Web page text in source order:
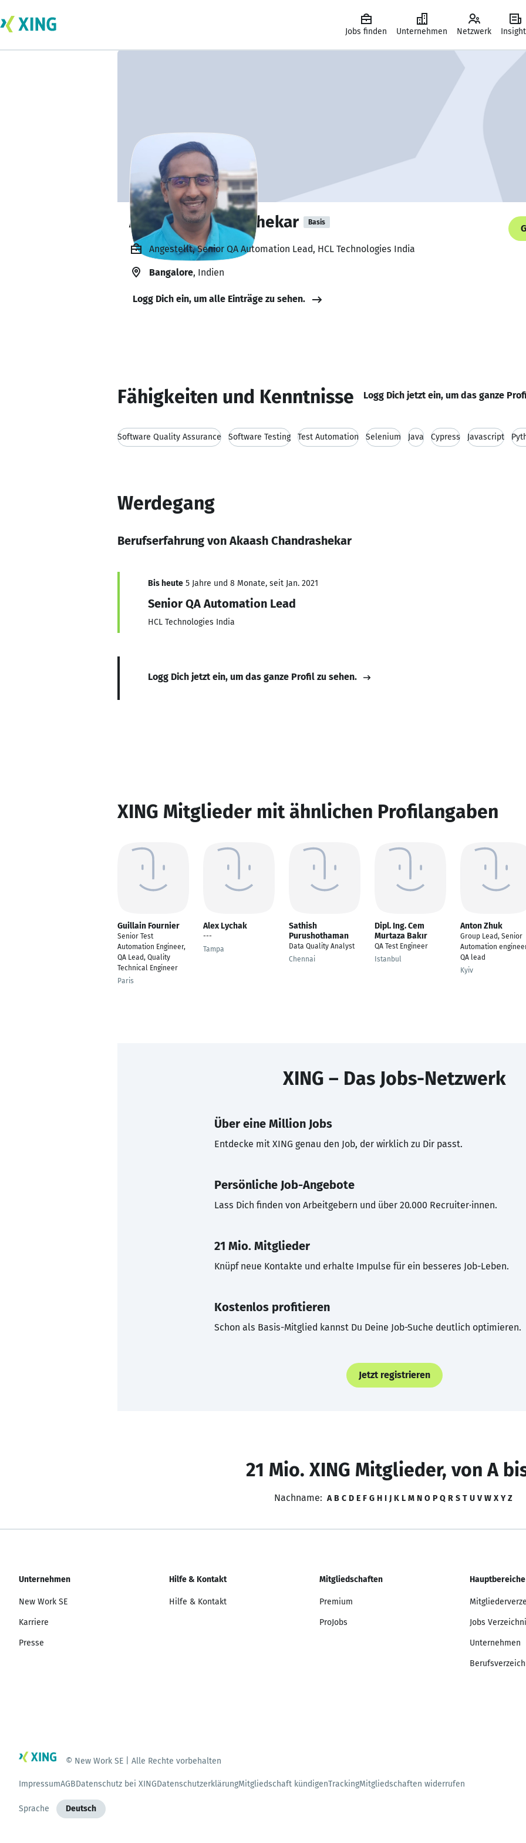
Jobs finden Unternehmen Netzwerk
Akaash Chandrashekar Basis
Angestellt, Senior QA Automation Lead, HCL Technologies India
Bangalore, Indien
Logg Dich ein, um alle Einträge zu sehen.
Fähigkeiten und Kenntnisse Logg Dich jetzt ein, um das ganze
Software Quality Assurance Software Testing Test Automation Selenium Java Cypress Javascript
Werdegang
Berufserfahrung von Akaash Chandrashekar
Bis heute 5 Jahre und 8 Monate, seit Jan. 2021
Senior QA Automation Lead
HCL Technologies India
Logg Dich jetzt ein, um das ganze Profil zu sehen.
XING Mitglieder mit ähnlichen Profilangaben
Guillain Fournier
Senior Test
Automation Engineer,
QA Lead, Quality
Technical Engineer
Paris
Alex Lychak
---
Tampa
Sathish
Purushothaman
Data Quality Analyst
Chennai
Dipl. Ing. Cem
Murtaza Bakır
QA Test Engineer
Istanbul
Anton Zhuk
Group Lead, Senior
Automation
QA lead
Kyiv
XING – Das Jobs-Netzwerk
Über eine Million Jobs
Entdecke mit XING genau den Job, der wirklich zu Dir passt.
Persönliche Job-Angebote
Lass Dich finden von Arbeitgebern und über 20.000 Recruiter·innen.
21 Mio. Mitglieder
Knüpf neue Kontakte und erhalte Impulse für ein besseres Job-Leben.
Kostenlos profitieren
Schon als Basis-Mitglied kannst Du Deine Job-Suche deutlich optimieren.
Jetzt registrieren
21 Mio. XING Mitglieder, von A
Nachname: A B C D E F G H I J K L M N O P Q R S T U V W X Y Z
Unternehmen
New Work SE
Karriere
Presse
Hilfe & Kontakt
Hilfe & Kontakt
Mitgliedschaften
Premium
ProJobs
Hauptbereiche
Jobs
Unternehmen
© New Work SE | Alle Rechte vorbehalten
ImpressumAGBDatenschutz bei XINGDatenschutzerklärungMitgliedschaft kündigenTrackingMitgliedschaften widerrufen
Sprache Deutsch